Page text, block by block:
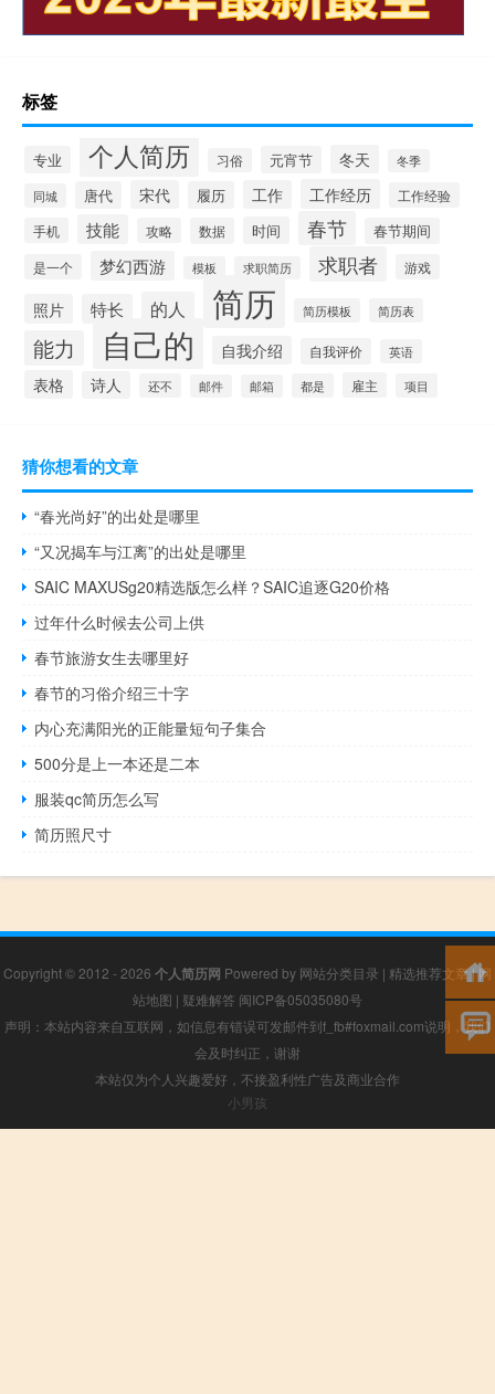
标签
专业 个人简历 习俗 元宵节 冬天 冬季
同城 唐代 宋代 履历 工作 工作经历
工作经验
手机
技能 攻略 数据 时间 春节 春节期间
是一个 梦幻西游 模板 求职简历 求职者 游戏
照片 特长 的人 简历 简历模板 简历表
能力 自己的 自我介绍 自我评价 英语
表格 诗人 还不 邮件 邮箱 都是 雇主 项目
猜你想看的文章
“春光尚好”的出处是哪里
“又况揭车与江离”的出处是哪里
SAIC MAXUSg20精选版怎么样？SAIC追逐G20价格
过年什么时候去公司上供
春节旅游女生去哪里好
春节的习俗介绍三十字
内心充满阳光的正能量短句子集合
500分是上一本还是二本
服装qc简历怎么写
简历照尺寸
Copyright © 2012 - 2026 个人简历网 Powered by 网站分类目录 | 精选推荐文章|网
站地图 | 疑难解答 闽ICP备05035080号
声明：本站内容来自互联网，如信息有错误可发邮件到f_fb#foxmail.com说明，我们
会及时纠正，谢谢
本站仅为个人兴趣爱好，不接盈利性广告及商业合作
小男孩